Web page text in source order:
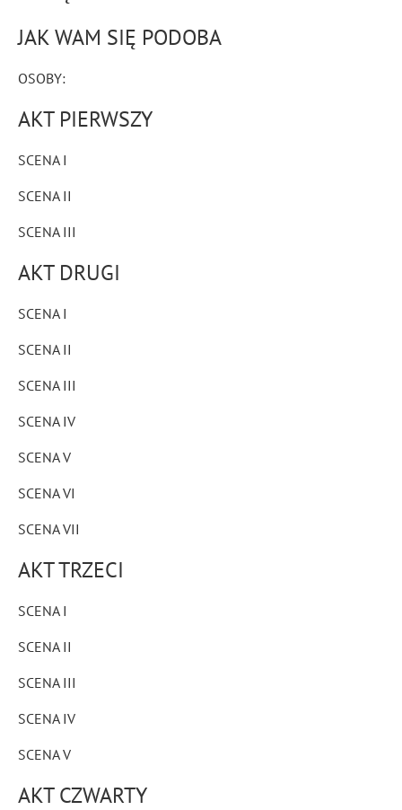
JAK WAM SIĘ PODOBA
OSOBY:
AKT PIERWSZY
SCENA I
SCENA II
SCENA III
AKT DRUGI
SCENA I
SCENA II
SCENA III
SCENA IV
SCENA V
SCENA VI
SCENA VII
AKT TRZECI
SCENA I
SCENA II
SCENA III
SCENA IV
SCENA V
AKT CZWARTY